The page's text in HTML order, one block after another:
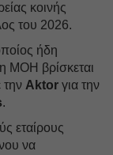
κοινής
του 2026.
ήδη
βρίσκεται
την Aktor για την
.
εταίρους
να